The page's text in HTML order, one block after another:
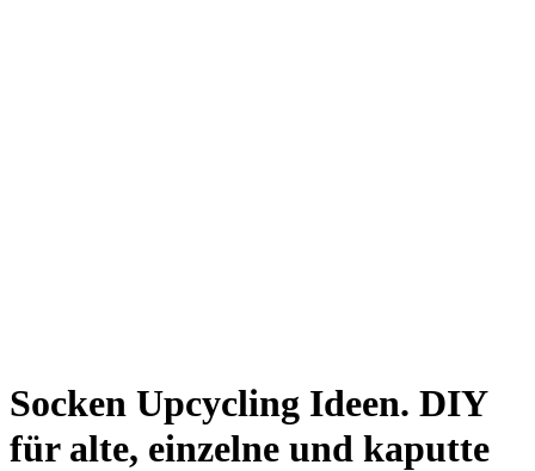
Socken Upcycling Ideen. DIY
für alte, einzelne und kaputte